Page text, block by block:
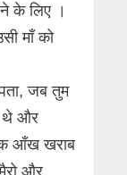
के लिए ।
माँ को
जब तुम
थे और
आँख खराब
और